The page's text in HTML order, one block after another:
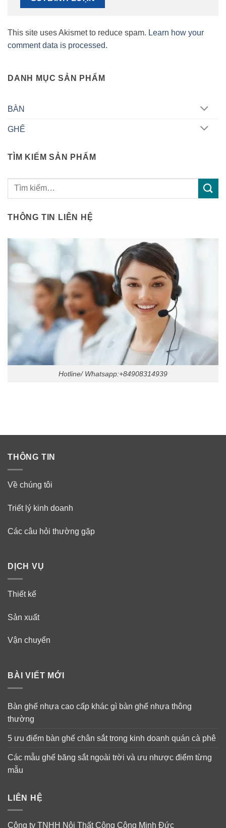
This site uses Akismet to reduce spam. Learn how your
comment data is processed.
DANH MỤC SẢN PHẨM
BÀN
GHẾ
TÌM KIẾM SẢN PHẨM
Tìm
THÔNG TIN LIÊN HỆ
Hotline/ Whatsapp:+84908314939
THÔNG TIN
Về chúng tôi
Triết lý kinh doanh
Các câu hỏi thường gặp
DỊCH VỤ
Thiết kế
Sản xuất
Vận chuyển
BÀI VIẾT MỚI
Bàn ghế nhựa cao cấp khác gì bàn ghế nhựa thông
thường
5 ưu điểm bàn ghế chân sắt trong kinh doanh quán cà phê
Các mẫu ghế băng sắt ngoài trời và ưu nhược điểm từng
mẫu
LIÊN HỆ
Công ty TNHH Nội Thất Công Cộng Minh Đức